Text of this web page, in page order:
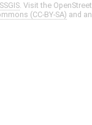
. Visit the
(CC-BY-SA) and